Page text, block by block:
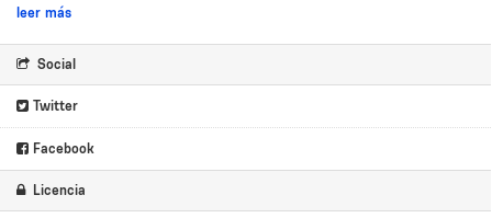
leer más
Social
Twitter
Facebook
Licencia